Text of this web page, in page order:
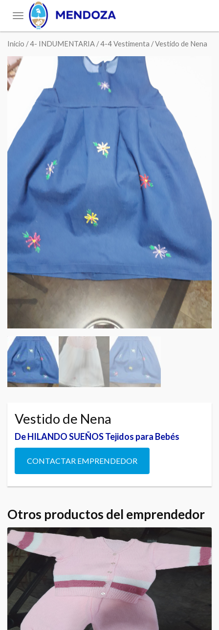
Toggle
navigation
Inicio /4- INDUMENTARIA /4-4 Vestimenta / Vestido de Nena
Vestido de Nena
De HILANDO SUEÑOS Tejidos para Bebés
CONTACTAR EMPRENDEDOR
Otros productos del emprendedor